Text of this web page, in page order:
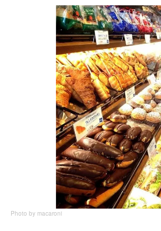
Photo by macaroni